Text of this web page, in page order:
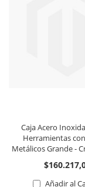
Caja Acero
Herramientas
Metálicos Grande -
Añadir al